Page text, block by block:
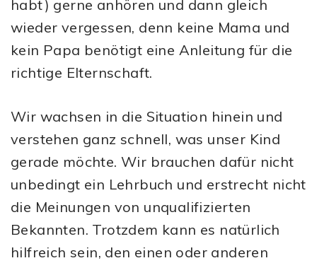
habt) gerne anhören und dann gleich
wieder vergessen, denn keine Mama und
kein Papa benötigt eine Anleitung für die
richtige Elternschaft.
Wir wachsen in die Situation hinein und
verstehen ganz schnell, was unser Kind
gerade möchte. Wir brauchen dafür nicht
unbedingt ein Lehrbuch und erstrecht nicht
die Meinungen von unqualifizierten
Bekannten. Trotzdem kann es natürlich
hilfreich sein, den einen oder anderen